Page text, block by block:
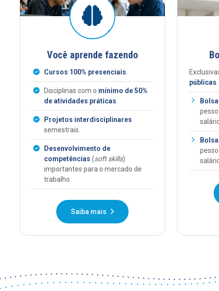
Você aprende fazendo
Cursos 100% presenciais
Disciplinas com o mínimo de 50%
de atividades práticas
Projetos interdisciplinares
semestrais.
Desenvolvimento de
competências (soft skills)
importantes para o mercado de
trabalho.
Saiba mais
públicas